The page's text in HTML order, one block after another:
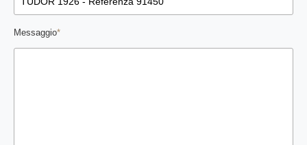
Messaggio*